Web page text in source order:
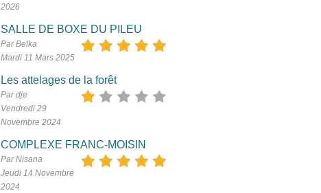
2026
SALLE DE BOXE DU PILEU
Par Belka
Mardi 11 Mars 2025
Les attelages de la forêt
Par dje
Vendredi 29
Novembre 2024
COMPLEXE FRANC-MOISIN
Par Nisana
Jeudi 14 Novembre
2024